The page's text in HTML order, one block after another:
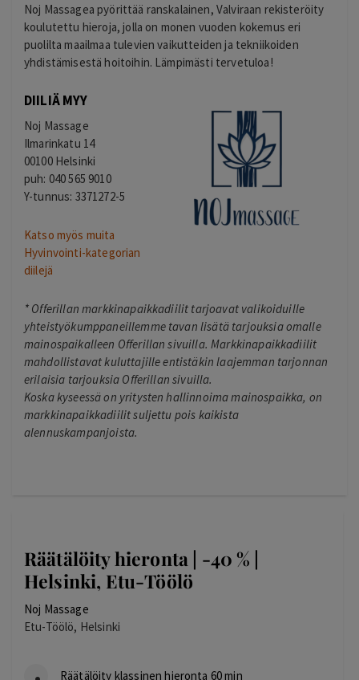
Noj Massagea pyörittää ranskalainen, Valviraan rekisteröity
koulutettu hieroja, jolla on monen vuoden kokemus eri
puolilta maailmaa tulevien vaikutteiden ja tekniikoiden
yhdistämisestä hoitoihin. Lämpimästi tervetuloa!
DIILIÄ MYY
Noj Massage
Ilmarinkatu 14
00100 Helsinki
puh: 040 565 9010
Y-tunnus: 3371272-5
Katso myös muita
Hyvinvointi-kategorian
diilejä
* Offerillan markkinapaikkadiilit tarjoavat valikoiduille
yhteistyökumppaneillemme tavan lisätä tarjouksia omalle
mainospaikalleen Offerillan sivuilla. Markkinapaikkadiilit
mahdollistavat kuluttajille entistäkin laajemman tarjonnan
erilaisia tarjouksia Offerillan sivuilla.
Koska kyseessä on yritysten hallinnoima mainospaikka, on
markkinapaikkadiilit suljettu pois kaikista
alennuskampanjoista.
Räätälöity hieronta | -40 % |
Helsinki, Etu-Töölö
Noj Massage
Etu-Töölö, Helsinki
Räätälöity klassinen hieronta 60 min